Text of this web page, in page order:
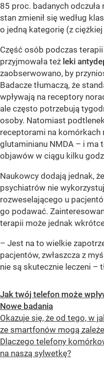
85 proc. badanych
stan zmienił się według
o jedną kategorię (z
Część osób podczas
przyjmowała też leki
zaobserwowano, by
Badacze tłumaczą, że
wpływają na receptory
ale często potrzebują
osoby. Natomiast
receptorami na
glutaminianu NMDA – i ma
objawów w ciągu kilku
Naukowcy dodają jednak,
psychiatrów nie
rozweselającego u
go podawać.
terapii może jednak
– Jest na to wielkie
pacjentów, zwłaszcza z
nie są skutecznie leczeni –
Jak twój telefon może
Nowe badania
Okazuje się, że od tego, w
ze smartfonów mogą
Dlaczego telefony
na naszą sylwetkę?